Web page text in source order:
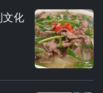
文化